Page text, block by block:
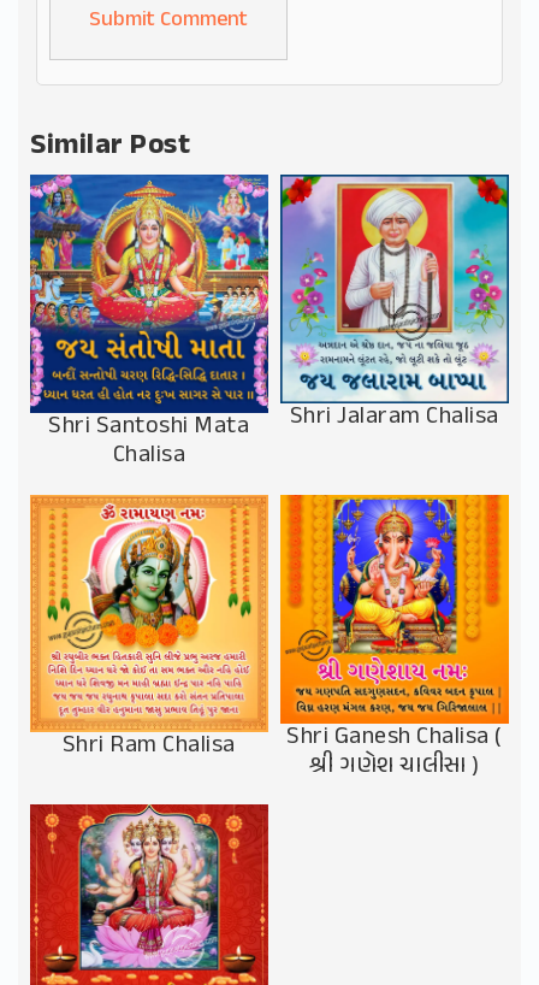
Alternative:
Similar Post
Shri Santoshi Mata
Chalisa
Shri Jalaram Chalisa
Shri Ram Chalisa Shri Ganesh Chalisa (
શ્રી ગણેશ ચાલીસા )